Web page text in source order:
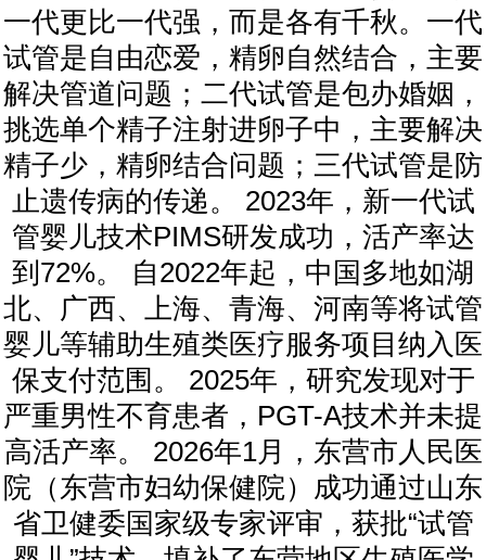
一代更比一代强，而是各有千秋。一代
试管是自由恋爱，精卵自然结合，主要
解决管道问题；二代试管是包办婚姻，
挑选单个精子注射进卵子中，主要解决
精子少，精卵结合问题；三代试管是防
止遗传病的传递。 2023年，新一代试
管婴儿技术PIMS研发成功，活产率达
到72%。 自2022年起，中国多地如湖
北、广西、上海、青海、河南等将试管
婴儿等辅助生殖类医疗服务项目纳入医
保支付范围。 2025年，研究发现对于
严重男性不育患者，PGT-A技术并未提
高活产率。 2026年1月，东营市人民医
院（东营市妇幼保健院）成功通过山东
省卫健委国家级专家评审，获批“试管